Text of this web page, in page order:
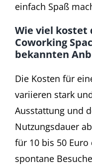
einfach Spaß
Wie viel kostet
Coworking
bekannten
Die Kosten für
variieren stark
Ausstattung und
Nutzungsdauer
für 10 bis 50
spontane